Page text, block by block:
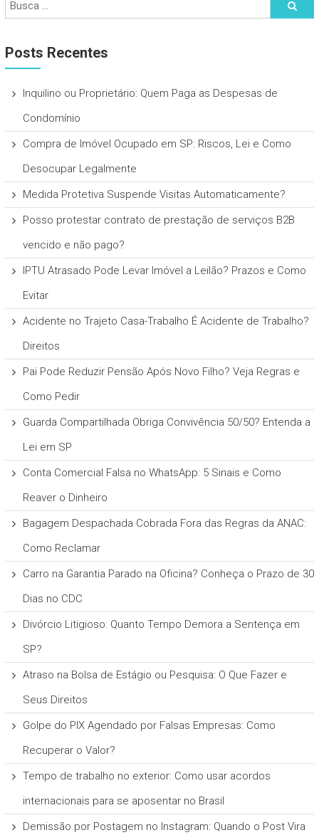
Posts Recentes
Inquilino ou Proprietário: Quem Paga as Despesas de
Condomínio
Compra de Imóvel Ocupado em SP: Riscos, Lei e Como
Desocupar Legalmente
Medida Protetiva Suspende Visitas Automaticamente?
Posso protestar contrato de prestação de serviços B2B
vencido e não pago?
IPTU Atrasado Pode Levar Imóvel a Leilão? Prazos e Como
Evitar
Acidente no Trajeto Casa-Trabalho É Acidente de Trabalho?
Direitos
Pai Pode Reduzir Pensão Após Novo Filho? Veja Regras e
Como Pedir
Guarda Compartilhada Obriga Convivência 50/50? Entenda a
Lei em SP
Conta Comercial Falsa no WhatsApp: 5 Sinais e Como
Reaver o Dinheiro
Bagagem Despachada Cobrada Fora das Regras da ANAC:
Como Reclamar
Carro na Garantia Parado na Oficina? Conheça o Prazo de 30
Dias no CDC
Divórcio Litigioso: Quanto Tempo Demora a Sentença em
SP?
Atraso na Bolsa de Estágio ou Pesquisa: O Que Fazer e
Seus Direitos
Golpe do PIX Agendado por Falsas Empresas: Como
Recuperar o Valor?
Tempo de trabalho no exterior: Como usar acordos
internacionais para se aposentar no Brasil
Demissão por Postagem no Instagram: Quando o Post Vira